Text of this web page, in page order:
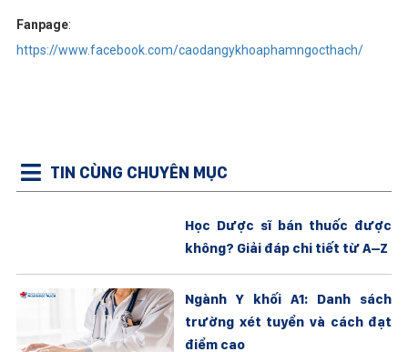
Fanpage:
https://www.facebook.com/caodangykhoaphamngocthach/
TIN CÙNG CHUYÊN MỤC
Học Dược sĩ bán thuốc được
không? Giải đáp chi tiết từ A–Z
Ngành Y khối A1: Danh sách
trường xét tuyển và cách đạt
điểm cao